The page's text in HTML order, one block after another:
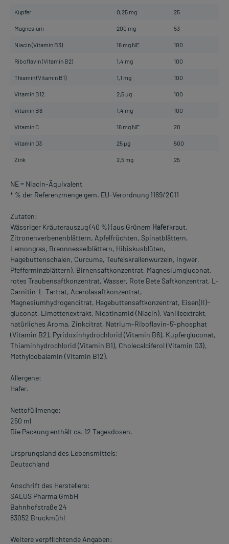
Kupfer 0,25 mg 25
Magnesium 200 mg 53
Niacin (Vitamin B3) 16 mg NE 100
Riboflavin (Vitamin B2) 1,4 mg 100
Thiamin (Vitamin B1) 1,1 mg 100
Vitamin B12 2,5 µg 100
Vitamin B6 1,4 mg 100
Vitamin C 16 mg NE 20
Vitamin D3 25 µg 500
Zink 2,5 mg 25
NE = Niacin-Äquivalent
* % der Referenzmenge gem. EU-Verordnung 1169/2011
Zutaten:
Wässriger Kräuterauszug (40 %) (aus Grünem Haferkraut,
Zitronenverbenenblättern, Apfelfrüchten, Spinatblättern,
Lemongras, Brennnesselblättern, Hibiskusblüten,
Hagebuttenschalen, Curcuma, Teufelskrallenwurzeln, Ingwer,
Pfefferminzblättern), Birnensaftkonzentrat, Magnesiumgluconat,
rotes Traubensaftkonzentrat, Wasser, Rote Bete Saftkonzentrat, L-
Carnitin-L-Tartrat, Acerolasaftkonzentrat,
Magnesiumhydrogencitrat, Hagebuttensaftkonzentrat, Eisen(II)-
gluconat, Limettenextrakt, Nicotinamid (Niacin), Vanilleextrakt,
natürliches Aroma, Zinkcitrat, Natrium-Riboflavin-5'-phosphat
(Vitamin B2), Pyridoxinhydrochlorid (Vitamin B6), Kupfergluconat,
Thiaminhydrochlorid (Vitamin B1), Cholecalciferol (Vitamin D3),
Methylcobalamin (Vitamin B12).
Allergene:
Hafer.
Nettofüllmenge:
250 ml
Die Packung enthält ca. 12 Tagesdosen.
Ursprungsland des Lebensmittels:
Deutschland
Anschrift des Herstellers:
SALUS Pharma GmbH
Bahnhofstraße 24
83052 Bruckmühl
Weitere verpflichtende Angaben: